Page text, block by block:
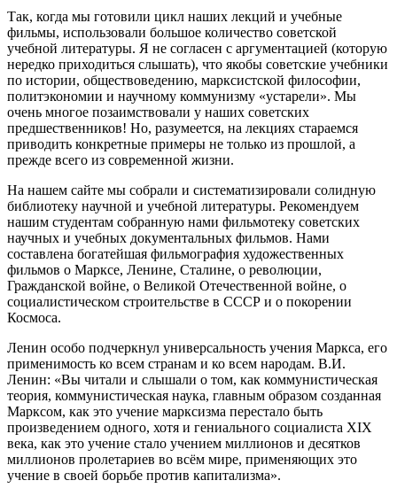
Так, когда мы готовили цикл наших лекций и учебные
фильмы, использовали большое количество советской
учебной литературы. Я не согласен с аргументацией (которую
нередко приходиться слышать), что якобы советские учебники
по истории, обществоведению, марксистской философии,
политэкономии и научному коммунизму «устарели». Мы
очень многое позаимствовали у наших советских
предшественников! Но, разумеется, на лекциях стараемся
приводить конкретные примеры не только из прошлой, а
прежде всего из современной жизни.
На нашем сайте мы собрали и систематизировали солидную
библиотеку научной и учебной литературы. Рекомендуем
нашим студентам собранную нами фильмотеку советских
научных и учебных документальных фильмов. Нами
составлена богатейшая фильмография художественных
фильмов о Марксе, Ленине, Сталине, о революции,
Гражданской войне, о Великой Отечественной войне, о
социалистическом строительстве в СССР и о покорении
Космоса.
Ленин особо подчеркнул универсальность учения Маркса, его
применимость ко всем странам и ко всем народам. В.И.
Ленин: «Вы читали и слышали о том, как коммунистическая
теория, коммунистическая наука, главным образом созданная
Марксом, как это учение марксизма перестало быть
произведением одного, хотя и гениального социалиста XIX
века, как это учение стало учением миллионов и десятков
миллионов пролетариев во всём мире, применяющих это
учение в своей борьбе против капитализма».